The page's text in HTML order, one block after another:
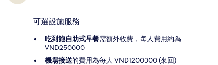
可選設施服務
吃到飽自助式早餐需額外收費，每人費用約為
VND250000
機場接送的費用為每人 VND1200000 (來回)